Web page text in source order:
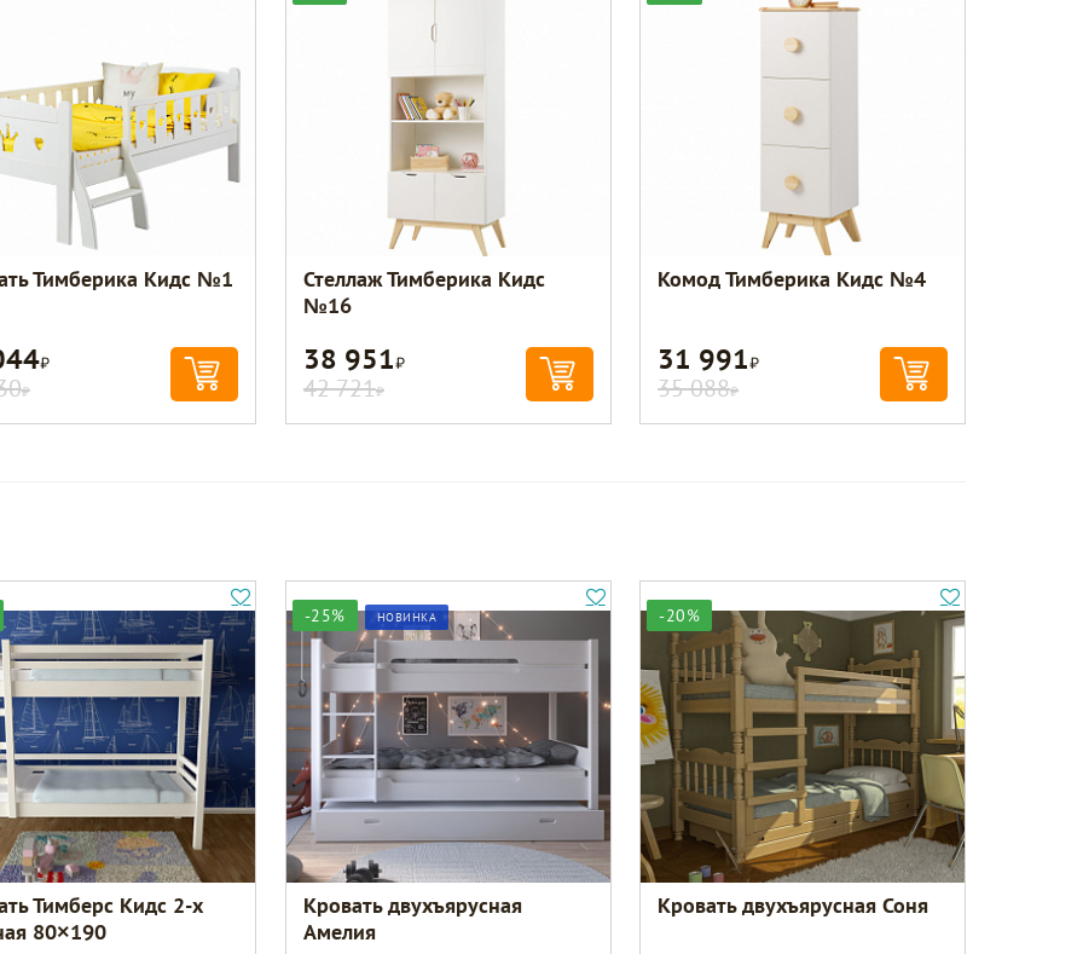
Тимберика Кидс №1
Р
Р
Стеллаж Тимберика Кидс
№16
38 951Р
42 721Р
Комод Тимберика Кидс №4
31 991Р
35 088Р
Тимберс Кидс 2-х
80×190
-25% НОВИНКА
Кровать двухъярусная
Амелия
-20%
Кровать двухъярусная Соня